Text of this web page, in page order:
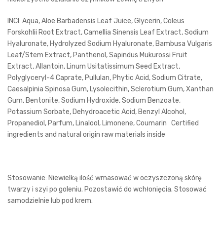
INCI: Aqua, Aloe Barbadensis Leaf Juice, Glycerin, Coleus
Forskohlii Root Extract, Camellia Sinensis Leaf Extract, Sodium
Hyaluronate, Hydrolyzed Sodium Hyaluronate, Bambusa Vulgaris
Leaf/Stem Extract, Panthenol, Sapindus Mukurossi Fruit
Extract, Allantoin, Linum Usitatissimum Seed Extract,
Polyglyceryl-4 Caprate, Pullulan, Phytic Acid, Sodium Citrate,
Caesalpinia Spinosa Gum, Lysolecithin, Sclerotium Gum, Xanthan
Gum, Bentonite, Sodium Hydroxide, Sodium Benzoate,
Potassium Sorbate, Dehydroacetic Acid, Benzyl Alcohol,
Propanediol, Parfum, Linalool, Limonene, Coumarin Certified
ingredients and natural origin raw materials inside
Stosowanie: Niewielką ilość wmasować w oczyszczoną skórę
twarzy i szyi po goleniu. Pozostawić do wchłonięcia. Stosować
samodzielnie lub pod krem.